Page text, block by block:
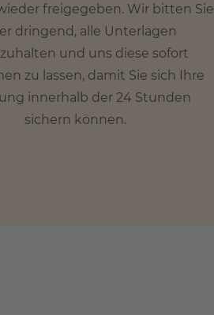
freigegeben. Wir bitten Sie
dringend, alle Unterlagen
und uns diese sofort
zu lassen, damit Sie sich Ihre
innerhalb der 24 Stunden
sichern können.